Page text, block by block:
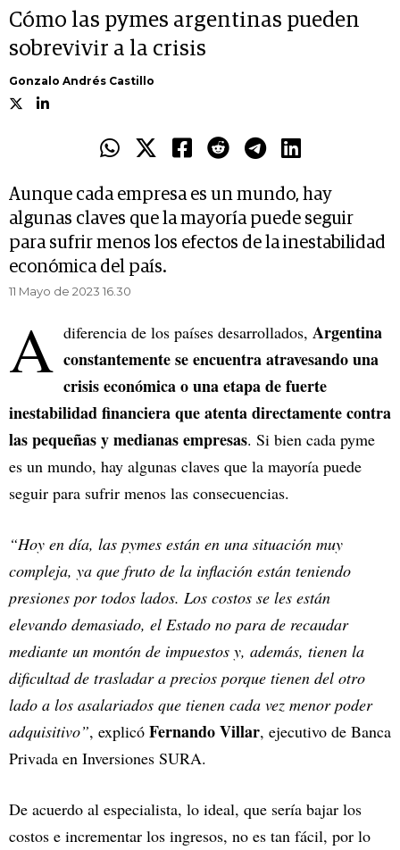
Cómo las pymes argentinas pueden
sobrevivir a la crisis
Gonzalo Andrés Castillo
Aunque cada empresa es un mundo, hay
algunas claves que la mayoría puede seguir
para sufrir menos los efectos de la inestabilidad
económica del país.
11 Mayo de 2023 16.30
A diferencia de los países desarrollados, Argentina
constantemente se encuentra atravesando una
crisis económica o una etapa de fuerte
inestabilidad financiera que atenta directamente contra
las pequeñas y medianas empresas. Si bien cada pyme
es un mundo, hay algunas claves que la mayoría puede
seguir para sufrir menos las consecuencias.
“Hoy en día, las pymes están en una situación muy
compleja, ya que fruto de la inflación están teniendo
presiones por todos lados. Los costos se les están
elevando demasiado, el Estado no para de recaudar
mediante un montón de impuestos y, además, tienen la
dificultad de trasladar a precios porque tienen del otro
lado a los asalariados que tienen cada vez menor poder
adquisitivo”, explicó Fernando Villar, ejecutivo de Banca
Privada en Inversiones SURA.
De acuerdo al especialista, lo ideal, que sería bajar los
costos e incrementar los ingresos, no es tan fácil, por lo